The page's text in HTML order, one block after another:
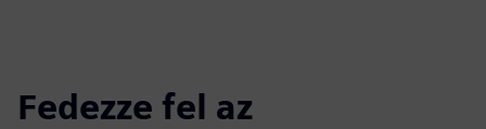
Fedezze fel az